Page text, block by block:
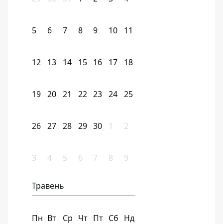
5 6 7 8 9 10 11
12 13 14 15 16 17 18
19 20 21 22 23 24 25
26 27 28 29 30 1 2
3 4 5 6 7 8 9
Травень
Пн Вт Ср Чт Пт Сб Нд